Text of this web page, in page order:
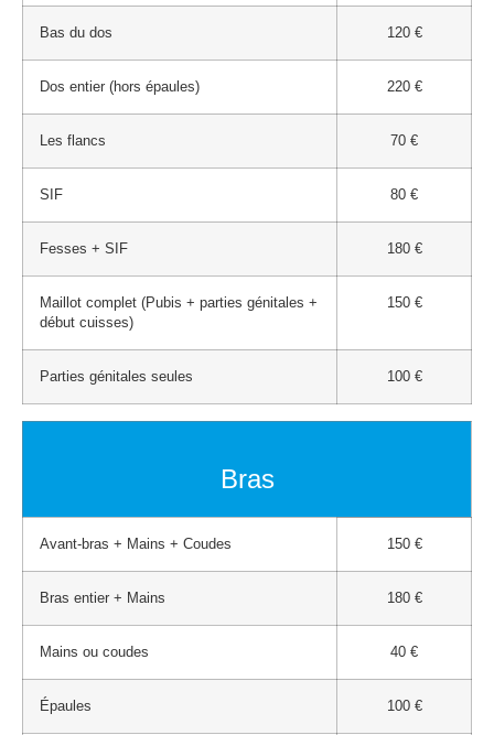
Bas du dos 120 €
Dos entier (hors épaules) 220 €
Les flancs 70 €
SIF 80 €
Fesses + SIF 180 €
Maillot complet (Pubis + parties génitales +
début cuisses)
150 €
Parties génitales seules 100 €
Bras
Avant-bras + Mains + Coudes 150 €
Bras entier + Mains 180 €
Mains ou coudes 40 €
Épaules 100 €